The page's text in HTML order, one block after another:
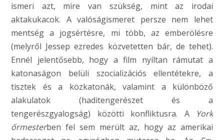
ismeri azt, mire van szükség, mint az irodai
aktakukacok. A valóságismeret persze nem lehet
mentség a jogsértésre, mi több, az emberölésre
(melyről Jessep ezredes közvetetten bár, de tehet).
Ennél jelentősebb, hogy a film nyíltan rámutat a
katonaságon belüli szocializációs ellentétekre, a
tisztek és a közkatonák, valamint a különböző
alakulatok (haditengerészet és a
tengerészgyalogság) közötti konfliktusra. A
York
őrmesterben fel sem merült az, hogy az amerikai